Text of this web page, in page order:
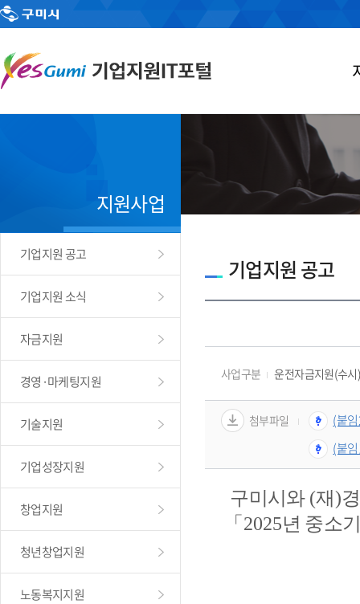
지원사업
기업지원 공고
기업지원 소식
자금지원
경영·마케팅지원
기술지원
기업성장지원
창업지원
청년창업지원
노동복지지원
기업지원 공고
사업구분 운전자금지원(수
첨부파일
(붙
(붙
구미시와 (재)
「 2025년 중소